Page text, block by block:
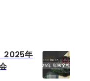
2025年